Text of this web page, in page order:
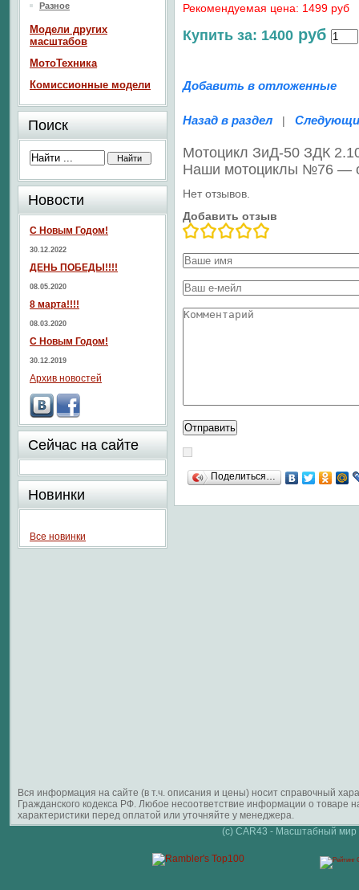
Рекомендуемая цена: 1499 руб
Купить за: 1400 руб
Добавить в отложенные
Назад в раздел |
Мотоцикл ЗиД-50 ЗДК
Наши мотоциклы №76 —
Нет отзывов.
Добавить отзыв
Поделиться…
Разное
Модели других
масштабов
МотоТехника
Комиссионные модели
Поиск
Новости
С Новым Годом!
30.12.2022
ДЕНЬ ПОБЕДЫ!!!!
08.05.2020
8 марта!!!!
08.03.2020
С Новым Годом!
30.12.2019
Архив новостей
Сейчас на сайте
Новинки
Все новинки
Вся информация на сайте (в т.ч. описания и цены) носит справочный
Гражданского кодекса РФ. Любое несоответствие информации о
характеристики перед оплатой или уточняйте у менеджера.
(c) CAR43 - Масштабный мир